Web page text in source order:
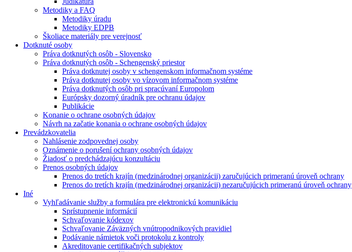
Metodiky a FAQ
Metodiky úradu
Metodiky EDPB
Školiace materiály pre verejnosť
Dotknuté osoby
Práva dotknutých osôb - Slovensko
Práva dotknutých osôb - Schengenský priestor
Práva dotknutej osoby v schengenskom informačnom systéme
Práva dotknutej osoby vo vízovom informačnom systéme
Práva dotknutých osôb pri spracúvaní Europolom
Európsky dozorný úradník pre ochranu údajov
Publikácie
Konanie o ochrane osobných údajov
Návrh na začatie konania o ochrane osobných údajov
Prevádzkovatelia
Nahlásenie zodpovednej osoby
Oznámenie o porušení ochrany osobných údajov
Žiadosť o predchádzajúcu konzultáciu
Prenos osobných údajov
Prenos do tretích krajín (medzinárodnej organizácii) zaručujúcich primeranú úroveň ochrany
Prenos do tretích krajín (medzinárodnej organizácii) nezaručujúcich primeranú úroveň ochrany
Iné
Vyhľadávanie služby a formulára pre elektronickú komunikáciu
Sprístupnenie informácií
Schvaľovanie kódexov
Schvaľovanie Záväzných vnútropodnikových pravidiel
Podávanie námietok voči protokolu z kontroly
Akreditovanie certifikačných subjektov